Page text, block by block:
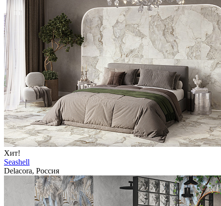
Хит!
Seashell
Delacora, Россия